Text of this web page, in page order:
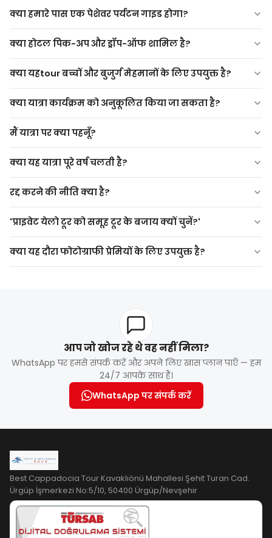
चावुशिन गांव
रेड वैली
ओर्ताहिसार पैनोरमा
क्या हमारे पास एक पेशेवर पर्यटन गाइड होगा?
क्या होटल पिक-अप और ड्रॉप-ऑफ शामिल है?
क्या यहtour बच्चों और बुजुर्ग मेहमानों के लिए उपयुक्त है?
क्या यात्रा कार्यक्रम को अनुकूलित किया जा सकता है?
मैं यात्रा पर क्या पहनूँ?
क्या यह यात्रा पूरे वर्ष चलती है?
रद्द करने की नीति क्या है?
'प्राइवेट येलो टूर को समूह टूर के बजाय क्यों चुनें?'
क्या यह दौरा फोटोग्राफी प्रेमियों के लिए उपयुक्त है?
आप जो खोज रहे थे वह नहीं मिला?
WhatsApp पर हमसे संपर्क करें और अपने लिए खास प्लान पाएँ — हम
24/7 आपके साथ हैं।
WhatsApp पर संपर्क करें
Best Cappadocia Tour Kavaklıönü Mahallesi Şehit Turan Cad.
Ürgüp İşmerkezi No:5/10, 50400 Ürgüp/Nevşehir